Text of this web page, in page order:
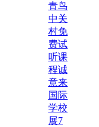
青鸟
中关
村免
费试
听课
程诚
意来
国际
学校
展7